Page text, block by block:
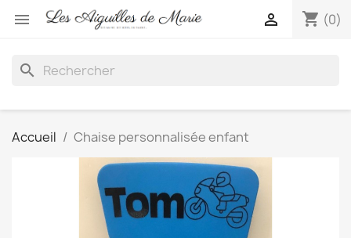
 shopping_cart (0)

search
Accueil Chaise personnalisée enfant